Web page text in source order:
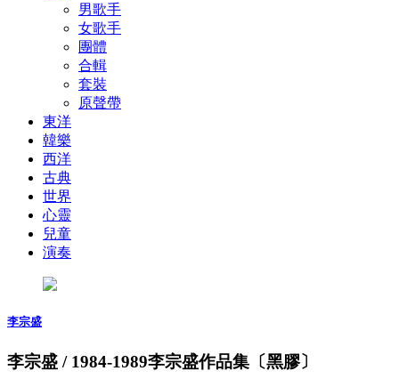
男歌手
女歌手
團體
合輯
套裝
原聲帶
東洋
韓樂
西洋
古典
世界
心靈
兒童
演奏
李宗盛
李宗盛 / 1984-1989李宗盛作品集〔黑膠〕